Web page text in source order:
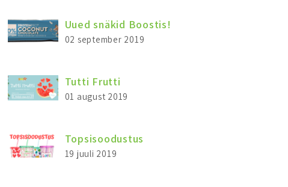
Uued snäkid Boostis!
02 september 2019
Tutti Frutti
01 august 2019
Topsisoodustus
19 juuli 2019